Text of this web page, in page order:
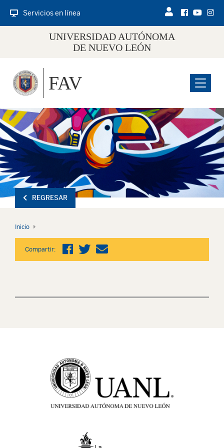
Servicios en línea
UNIVERSIDAD AUTÓNOMA
DE NUEVO LEÓN
Menu
FAV
REGRESAR
Inicio
Compartir: